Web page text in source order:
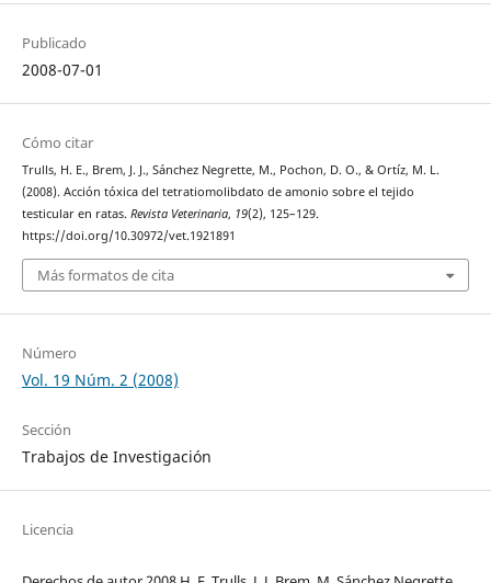
Publicado
2008-07-01
Cómo citar
Trulls, H. E., Brem, J. J., Sánchez Negrette, M., Pochon, D. O., & Ortíz, M. L.
(2008). Acción tóxica del tetratiomolibdato de amonio sobre el tejido
testicular en ratas. Revista Veterinaria, 19(2), 125–129.
https://doi.org/10.30972/vet.1921891
Más formatos de cita
Número
Vol. 19 Núm. 2 (2008)
Sección
Trabajos de Investigación
Licencia